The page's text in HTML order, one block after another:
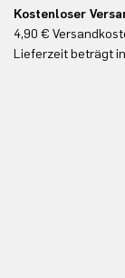
Kostenloser
4,90 €
Lieferzeit beträgt